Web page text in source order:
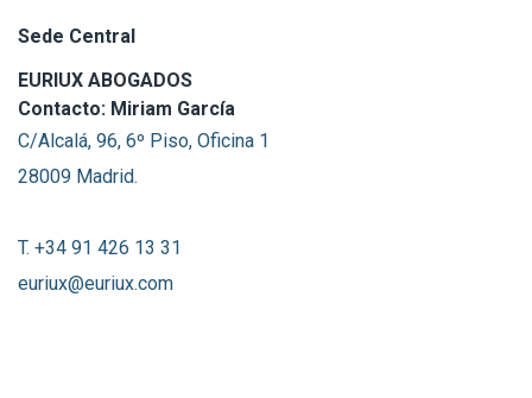
Sede Central
EURIUX ABOGADOS
Contacto: Miriam García
C/Alcalá, 96, 6º Piso, Oficina 1
28009 Madrid.
T. +34 91 426 13 31
euriux@euriux.com